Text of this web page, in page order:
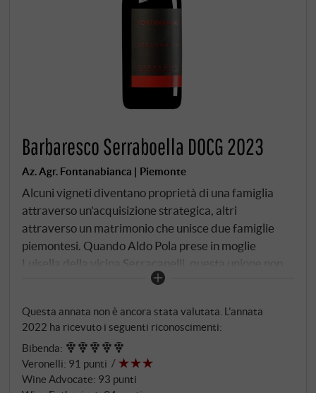
Barbaresco Serraboella DOCG 2023
Az. Agr. Fontanabianca | Piemonte
Alcuni vigneti diventano proprietà di una famiglia
attraverso un'acquisizione strategica, altri
attraverso un matrimonio che unisce due famiglie
piemontesi. Quando Aldo Pola prese in moglie
Luisella della vicina Serracapelli, questa unione non
solo unì due persone, ma anche la famiglia Pola con il
Neive: Serraboella. Qui, su terreni calcarei di media
struttura, a 300 metri sul livello del mare, il Nebbiolo
prospera in un'interpretazione che si distingue dal
potente Bordini – più riservato in gioventù, quasi
timido, ma con un'eleganza che si esprime appieno
Questa annata non è ancora stata valutata. L’annata
2022 ha ricevuto i seguenti riconoscimenti:
Bibenda:
Veronelli: 91 punti
Wine Advocate: 93 punti